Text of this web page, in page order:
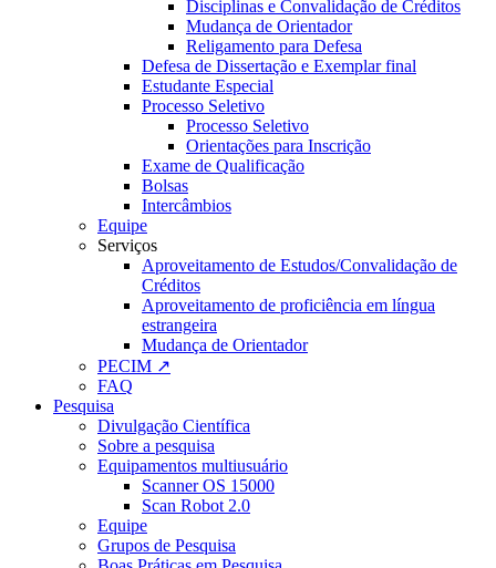
Disciplinas e Convalidação de Créditos
Mudança de Orientador
Religamento para Defesa
Defesa de Dissertação e Exemplar final
Estudante Especial
Processo Seletivo
Processo Seletivo
Orientações para Inscrição
Exame de Qualificação
Bolsas
Intercâmbios
Equipe
Serviços
Aproveitamento de Estudos/Convalidação de
Créditos
Aproveitamento de proficiência em língua
estrangeira
Mudança de Orientador
PECIM ↗
FAQ
Pesquisa
Divulgação Científica
Sobre a pesquisa
Equipamentos multiusuário
Scanner OS 15000
Scan Robot 2.0
Equipe
Grupos de Pesquisa